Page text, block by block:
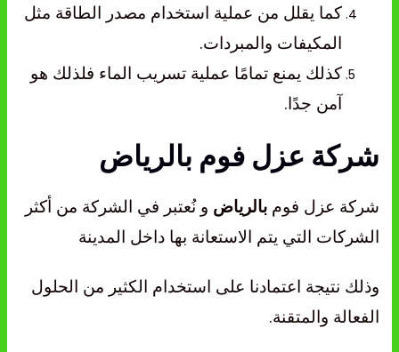
كما يقلل من عملية استخدام مصدر الطاقة مثل
المكيفات والمبردات.
كذلك يمنع تمامًا عملية تسريب الماء فلذلك هو
آمن جدًا.
شركة عزل فوم بالرياض
شركة عزل فوم بالرياض و نُعتبر في الشركة من أكثر
الشركات التي يتم الاستعانة بها داخل المدينة
وذلك نتيجة اعتمادنا على استخدام الكثير من الحلول
الفعالة والمتقنة.